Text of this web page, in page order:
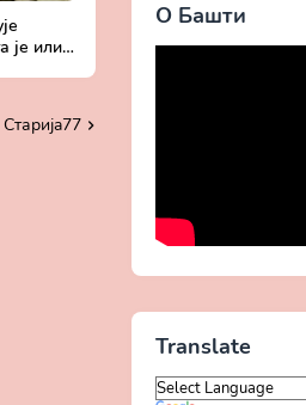
је или
Старијa77
О Башти
Translate